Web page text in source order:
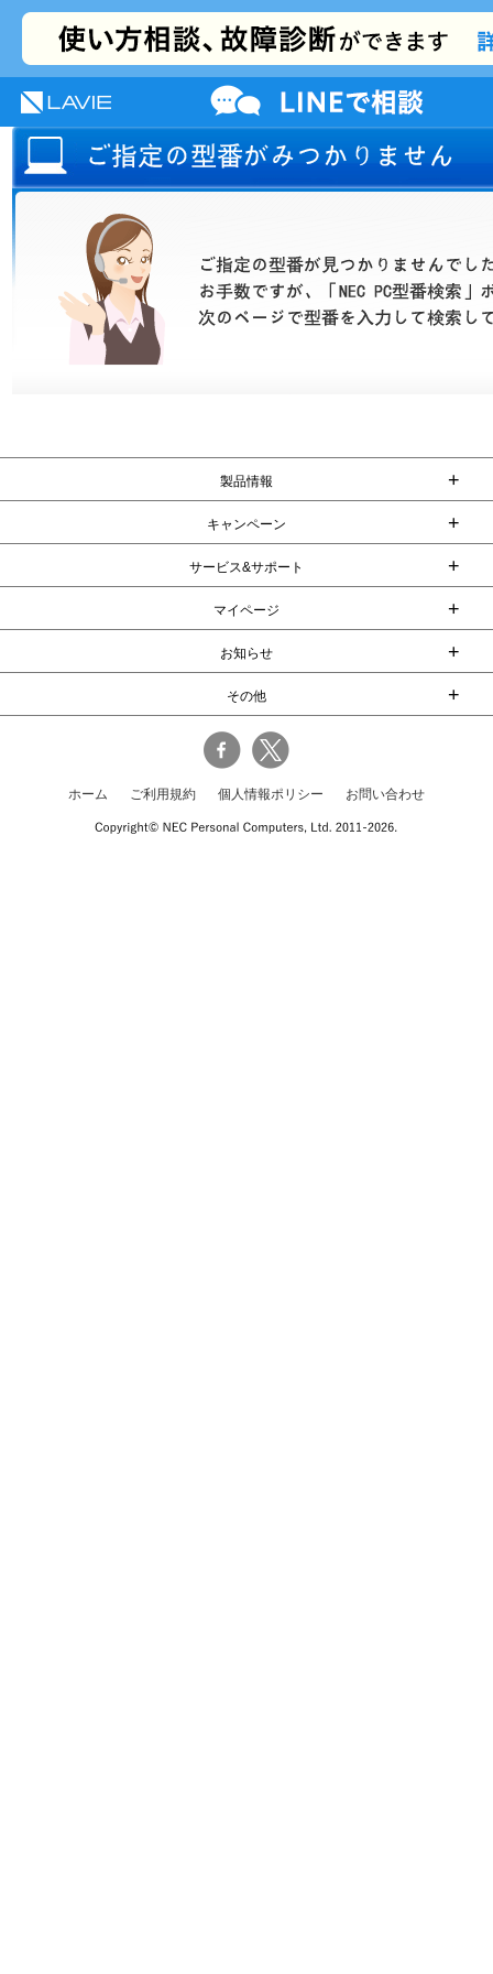
NEC LAVIE公式サイト
サポート プレミアムサービス 活用情報
製品情報 +
キャンペーン +
サービス&サポート +
マイページ +
お知らせ +
その他 +
ホーム ご利用規約 個人情報ポリシー お問い合わせ